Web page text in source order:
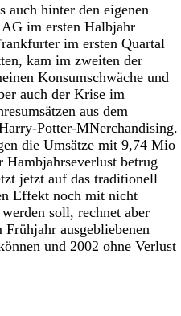
auch hinter den eigenen
im ersten Halbjahr
im ersten Quartal
kam im zweiten der
Konsumschwäche und
auch der Krise im
aus dem
Potter-MNerchandising.
die Umsätze mit 9,74 Mio
betrug
jetzt auf das traditionell
Effekt noch mit nicht
soll, rechnet aber
ausgebliebenen
und 2002 ohne Verlust